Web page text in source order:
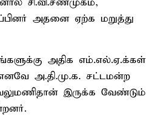
அதனை ஏற்க மறுத்து
அதிக எம்.எல்.ஏ.க்கள்
எனவே அ.தி.மு.க. சட்டமன்ற
இருக்க வேண்டும்